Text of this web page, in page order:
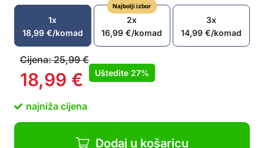
druga za meso
Izrađena od vrhunskog titanijskog čelika –
izuzetno izdržljiva i otporna na habanje
Elegantni i higijenski dizajn
Ne upija mirise ili tekućine
Jednostavna za korištenje, lako se prenosi i čisti
Ugrađeni otvor za praktično vješanje i uredno
skladištenje
U paketu: 1× dvostrana titanijska daska za
1x
18,99 €/komad
Najbolji izbor
2x
16,99€/komad
3x
14,99€/komad
Cijena:25,99€
18,99 € Uštedite 27%
najniža cijena
Dodaj u košaricu